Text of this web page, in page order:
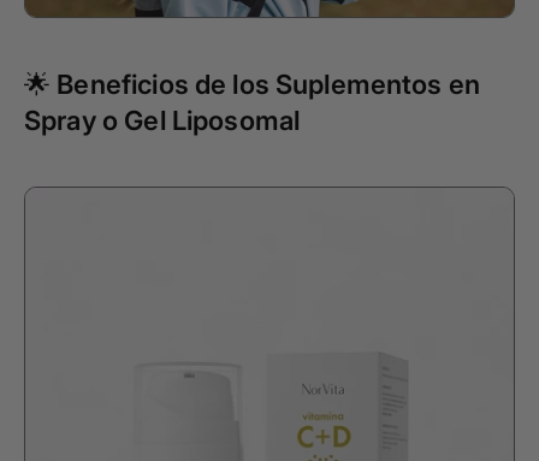
🌟 Beneficios de los Suplementos en
Spray o Gel Liposomal